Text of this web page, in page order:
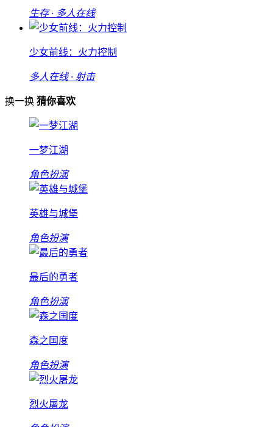
生存 · 多人在线
少女前线：火力控制
多人在线 · 射击
换一换 猜你喜欢
一梦江湖
角色扮演
英雄与城堡
角色扮演
最后的勇者
角色扮演
森之国度
角色扮演
烈火屠龙